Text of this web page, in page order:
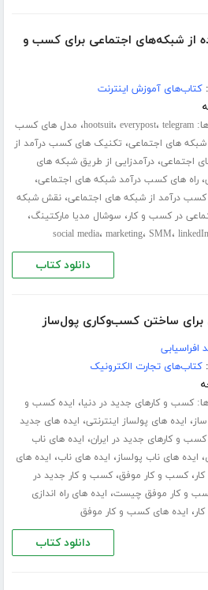
از شبکه‌های اجتماعی برای کسب و
کتاب‌های آموزش اینترنت
hootsuit، everypost، telegram ، مدل های کسب
شبکه های اجتماعی، تکنیک های کسب درآمد از
اجتماعی،درآمدزایی از طریق شبکه های
،راه های کسب درآمد شبکه های اجتماعی،
درآمد از شبکه های اجتماعی،نقش شبکه
در کسب و کار، سوشال مدیا مارکتینگ،
social media، marketing، SMM، linkedIn
دانلود کتاب
افراسیابی
کتاب‌های تجارت الکترونیک
کسب و کارهای جدید در دنیا، ایده کسب و
، ایده های پولساز اینترنتی، ایده های جدید
کسب و کارهای جدید در ایران، ایده های ناب
، ایده های ناب پولساز، ایده های ناب، ایده های
،کسب و کار موفق،کسب و کار جدید در
و کار موفق چیست، ایده های راه اندازی
، ایده های کسب و کار موفق
دانلود کتاب